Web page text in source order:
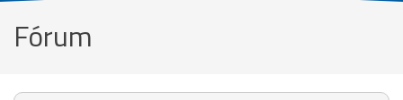
Fórum